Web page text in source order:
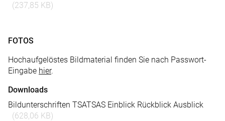
237,85 KB
FOTOS
Hochaufgelöstes Bildmaterial finden Sie nach Passwort-
Eingabe hier.
Downloads
Bildunterschriften TSATSAS Einblick Rückblick Ausblick
628,06 KB